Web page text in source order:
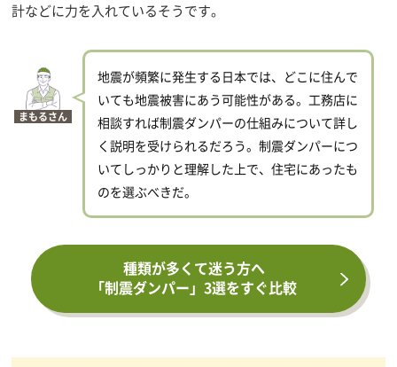
計などに力を入れているそうです。
まもるさん
地震が頻繁に発生する日本では、どこに住んで
いても地震被害にあう可能性がある。工務店に
相談すれば制震ダンパーの仕組みについて詳し
く説明を受けられるだろう。制震ダンパーにつ
いてしっかりと理解した上で、住宅にあったも
のを選ぶべきだ。
種類が多くて迷う方へ
「制震ダンパー」3選をすぐ比較